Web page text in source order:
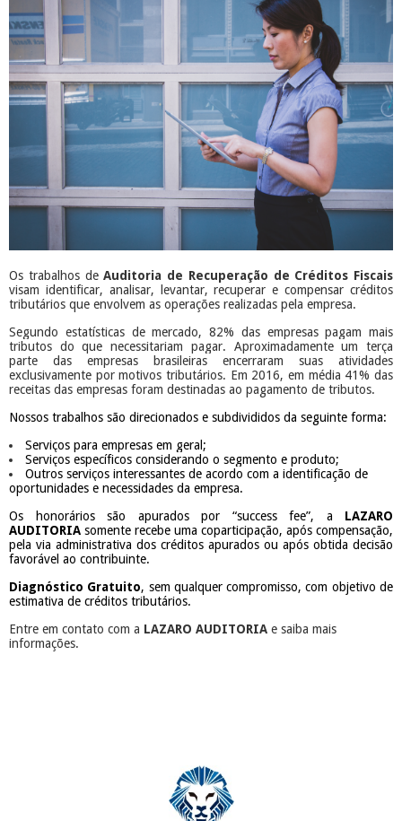
Os trabalhos deAuditoria de Recuperação de Créditos Fiscais
visam identificar, analisar, levantar, recuperar e compensar créditos
tributários que envolvem as operações realizadas pela empresa.
Segundo estatísticas de mercado, 82% das empresas pagam mais
tributos do que necessitariam pagar. Aproximadamente um terça
parte das empresas brasileiras encerraram suas atividades
exclusivamente por motivos tributários. Em 2016, em média 41% das
receitas das empresas foram destinadas ao pagamento de tributos.
Nossos trabalhos são direcionados e subdivididos da seguinte forma:
Serviços para empresas em geral;
Serviços específicos considerando o segmento e produto;
Outros serviços interessantes de acordo com a identificação de
oportunidades e necessidades da empresa.
Os honorários são apurados por “success
fee”, a LAZARO
AUDITORIA somente recebe uma coparticipação, após compensação,
pela via administrativa dos créditos apurados ou após obtida decisão
favorável ao contribuinte.
Diagnóstico Gratuito, sem qualquer compromisso, com objetivo de
estimativa de créditos tributários.
Entre em contato com a LAZARO AUDITORIA e saiba mais
informações.